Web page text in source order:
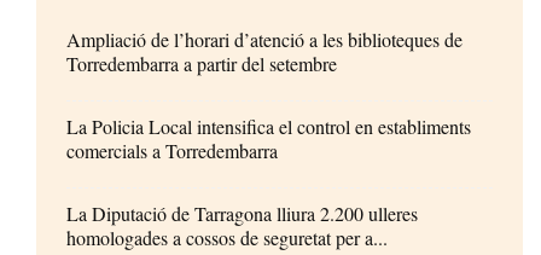
Ampliació de l’horari d’atenció a les biblioteques de
Torredembarra a partir del setembre
La Policia Local intensifica el control en establiments
comercials a Torredembarra
La Diputació de Tarragona lliura 2.200 ulleres
homologades a cossos de seguretat per a...